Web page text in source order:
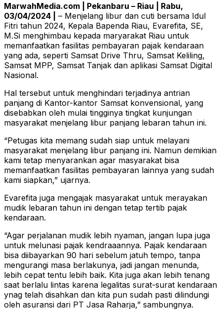
MarwahMedia.com | Pekanbaru – Riau | Rabu,
03/04/2024 |
– Menjelang libur dan cuti bersama Idul
Fitri tahun 2024, Kepala Bapenda Riau, Evarefita, SE,
M.Si menghimbau kepada maryarakat Riau untuk
memanfaatkan fasilitas pembayaran pajak kendaraan
yang ada, seperti Samsat Drive Thru, Samsat Keliling,
Samsat MPP, Samsat Tanjak dan aplikasi Samsat Digital
Nasional.
Hal tersebut untuk menghindari terjadinya antrian
panjang di Kantor-kantor Samsat konvensional, yang
disebabkan oleh mulai tingginya tingkat kunjungan
masyarakat menjelang libur panjang lebaran tahun ini.
“Petugas kita memang sudah siap untuk melayani
masyarakat menjelang libur panjang ini. Namun demikian
kami tetap menyarankan agar masyarakat bisa
memanfaatkan fasilitas pembayaran lainnya yang sudah
kami siapkan,” ujarnya.
Evarefita juga mengajak masyarakat untuk merayakan
mudik lebaran tahun ini dengan tetap tertib pajak
kendaraan.
“Agar perjalanan mudik lebih nyaman, jangan lupa juga
untuk melunasi pajak kendraaannya. Pajak kendaraan
bisa diibayarkan 90 hari sebelum jatuh tempo, tanpa
mengurangi masa berlakunya, jadi jangan menunda,
lebih cepat tentu lebih baik. Kita juga akan lebih tenang
saat berlalu lintas karena legalitas surat-surat kendaraan
ynag telah disahkan dan kita pun sudah pasti dilindungi
oleh asuransi dari PT Jasa Raharja,” sambungnya.